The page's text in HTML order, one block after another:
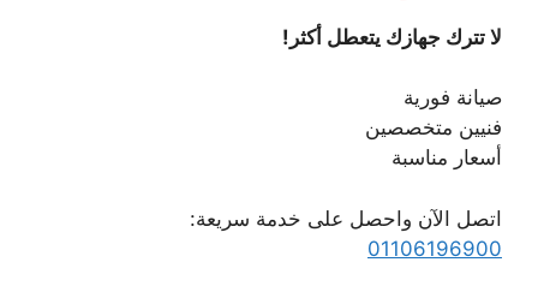
لا تترك جهازك يتعطل أكثر!
صيانة فورية
فنيين متخصصين
أسعار مناسبة
اتصل الآن واحصل على خدمة سريعة:
01106196900